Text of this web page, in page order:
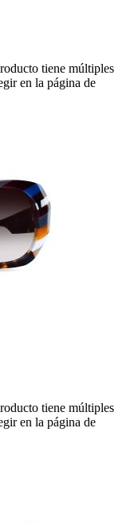
tiene múltiples
en la página de
tiene múltiples
en la página de